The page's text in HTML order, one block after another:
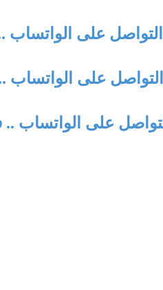
التواصل على
التواصل على
على الواتساب